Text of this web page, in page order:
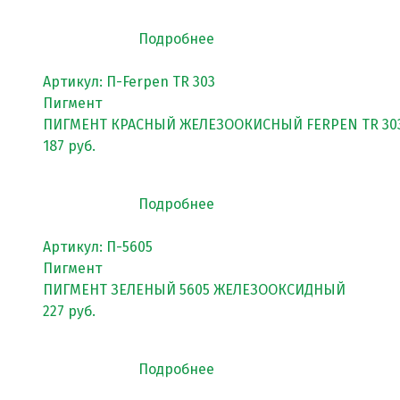
Покрытия для спортивных площадок
Универсальные антискользящие покрытия
Резиновая брусчатка
Резиновый бордюр
Рулонное резиновое покрытие
Подробнее
Артикул: П-Ferpen TR 303
Пигмент
ПИГМЕНТ КРАСНЫЙ ЖЕЛЕЗООКИСНЫЙ FERPEN TR
187 руб.
Подробнее
Артикул: П-5605
Пигмент
ПИГМЕНТ ЗЕЛЕНЫЙ 5605 ЖЕЛЕЗООКСИДНЫЙ
227 руб.
Подробнее